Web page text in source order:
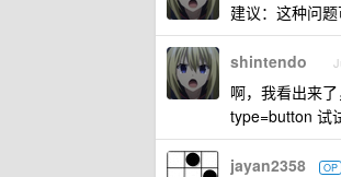
建议：这种问
shintendo
啊，我看出来
type=button 试
jayan2358 OP